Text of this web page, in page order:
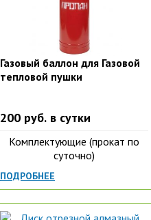
Газовый баллон для Газовой
тепловой пушки
200 руб. в сутки
Комплектующие (прокат по
суточно)
ПОДРОБНЕЕ